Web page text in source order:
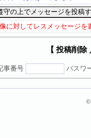
に対してレスメッセージを
【 投稿削
事番号 パスワ
©